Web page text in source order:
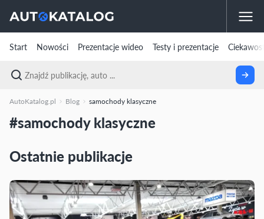
Start Nowości Prezentacje wideo Testy i prezentacje
AutoKatalog.pl Blog samochody klasyczne
#samochody klasyczne
Ostatnie publikacje